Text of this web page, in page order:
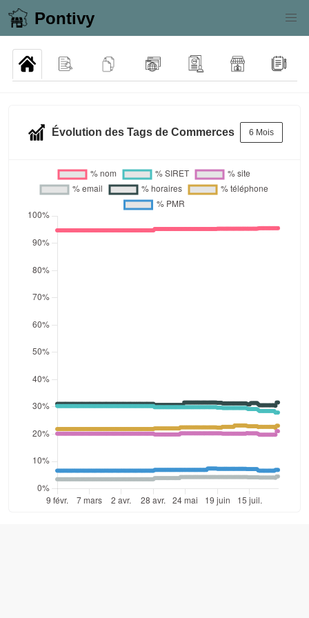
Pontivy
Évolution des Tags de Commerces 6 Mois